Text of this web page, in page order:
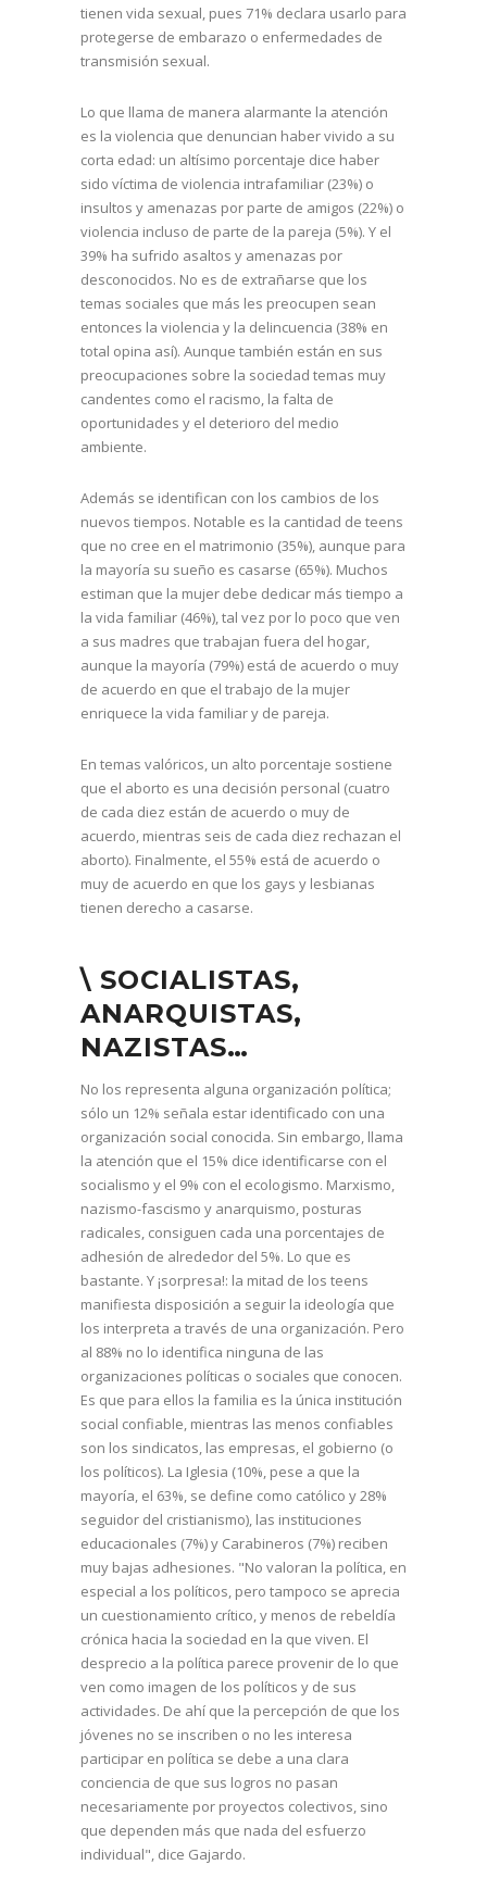
tienen vida sexual, pues 71% declara usarlo para
protegerse de embarazo o enfermedades de
transmisión sexual.
Lo que llama de manera alarmante la atención
es la violencia que denuncian haber vivido a su
corta edad: un altísimo porcentaje dice haber
sido víctima de violencia intrafamiliar (23%) o
insultos y amenazas por parte de amigos (22%) o
violencia incluso de parte de la pareja (5%). Y el
39% ha sufrido asaltos y amenazas por
desconocidos. No es de extrañarse que los
temas sociales que más les preocupen sean
entonces la violencia y la delincuencia (38% en
total opina así). Aunque también están en sus
preocupaciones sobre la sociedad temas muy
candentes como el racismo, la falta de
oportunidades y el deterioro del medio
ambiente.
Además se identifican con los cambios de los
nuevos tiempos. Notable es la cantidad de teens
que no cree en el matrimonio (35%), aunque para
la mayoría su sueño es casarse (65%). Muchos
estiman que la mujer debe dedicar más tiempo a
la vida familiar (46%), tal vez por lo poco que ven
a sus madres que trabajan fuera del hogar,
aunque la mayoría (79%) está de acuerdo o muy
de acuerdo en que el trabajo de la mujer
enriquece la vida familiar y de pareja.
En temas valóricos, un alto porcentaje sostiene
que el aborto es una decisión personal (cuatro
de cada diez están de acuerdo o muy de
acuerdo, mientras seis de cada diez rechazan el
aborto). Finalmente, el 55% está de acuerdo o
muy de acuerdo en que los gays y lesbianas
tienen derecho a casarse.
\ SOCIALISTAS,
ANARQUISTAS,
NAZISTAS…
No los representa alguna organización política;
sólo un 12% señala estar identificado con una
organización social conocida. Sin embargo, llama
la atención que el 15% dice identificarse con el
socialismo y el 9% con el ecologismo. Marxismo,
nazismo-fascismo y anarquismo, posturas
radicales, consiguen cada una porcentajes de
adhesión de alrededor del 5%. Lo que es
bastante. Y ¡sorpresa!: la mitad de los teens
manifiesta disposición a seguir la ideología que
los interpreta a través de una organización. Pero
al 88% no lo identifica ninguna de las
organizaciones políticas o sociales que conocen.
Es que para ellos la familia es la única institución
social confiable, mientras las menos confiables
son los sindicatos, las empresas, el gobierno (o
los políticos). La Iglesia (10%, pese a que la
mayoría, el 63%, se define como católico y 28%
seguidor del cristianismo), las instituciones
educacionales (7%) y Carabineros (7%) reciben
muy bajas adhesiones. "No valoran la política, en
especial a los políticos, pero tampoco se aprecia
un cuestionamiento crítico, y menos de rebeldía
crónica hacia la sociedad en la que viven. El
desprecio a la política parece provenir de lo que
ven como imagen de los políticos y de sus
actividades. De ahí que la percepción de que los
jóvenes no se inscriben o no les interesa
participar en política se debe a una clara
conciencia de que sus logros no pasan
necesariamente por proyectos colectivos, sino
que dependen más que nada del esfuerzo
individual", dice Gajardo.